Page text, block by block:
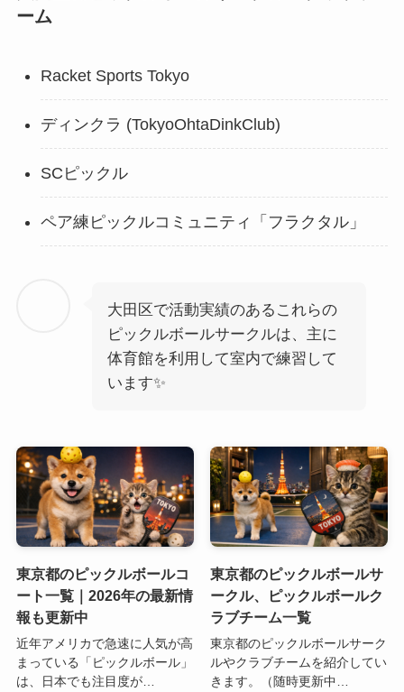
ーム
Racket Sports Tokyo
ディンクラ (TokyoOhtaDinkClub)
SCピックル
ペア練ピックルコミュニティ「フラクタル」
大田区で活動実績のあるこれらの
ピックルボールサークルは、主に
体育館を利用して室内で練習して
います✨️
東京都のピックルボールコ
ート一覧｜2026年の最新情
報も更新中
近年アメリカで急速に人気が高
まっている「ピックルボール」
は、日本でも注目度が…
東京都のピックルボールサ
ークル、ピックルボールク
ラブチーム一覧
東京都のピックルボールサーク
ルやクラブチームを紹介してい
きます。（随時更新中…